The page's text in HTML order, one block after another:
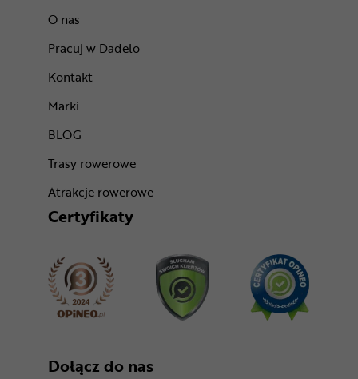
O nas
Pracuj w Dadelo
Kontakt
Marki
BLOG
Trasy rowerowe
Atrakcje rowerowe
Certyfikaty
Dołącz do nas